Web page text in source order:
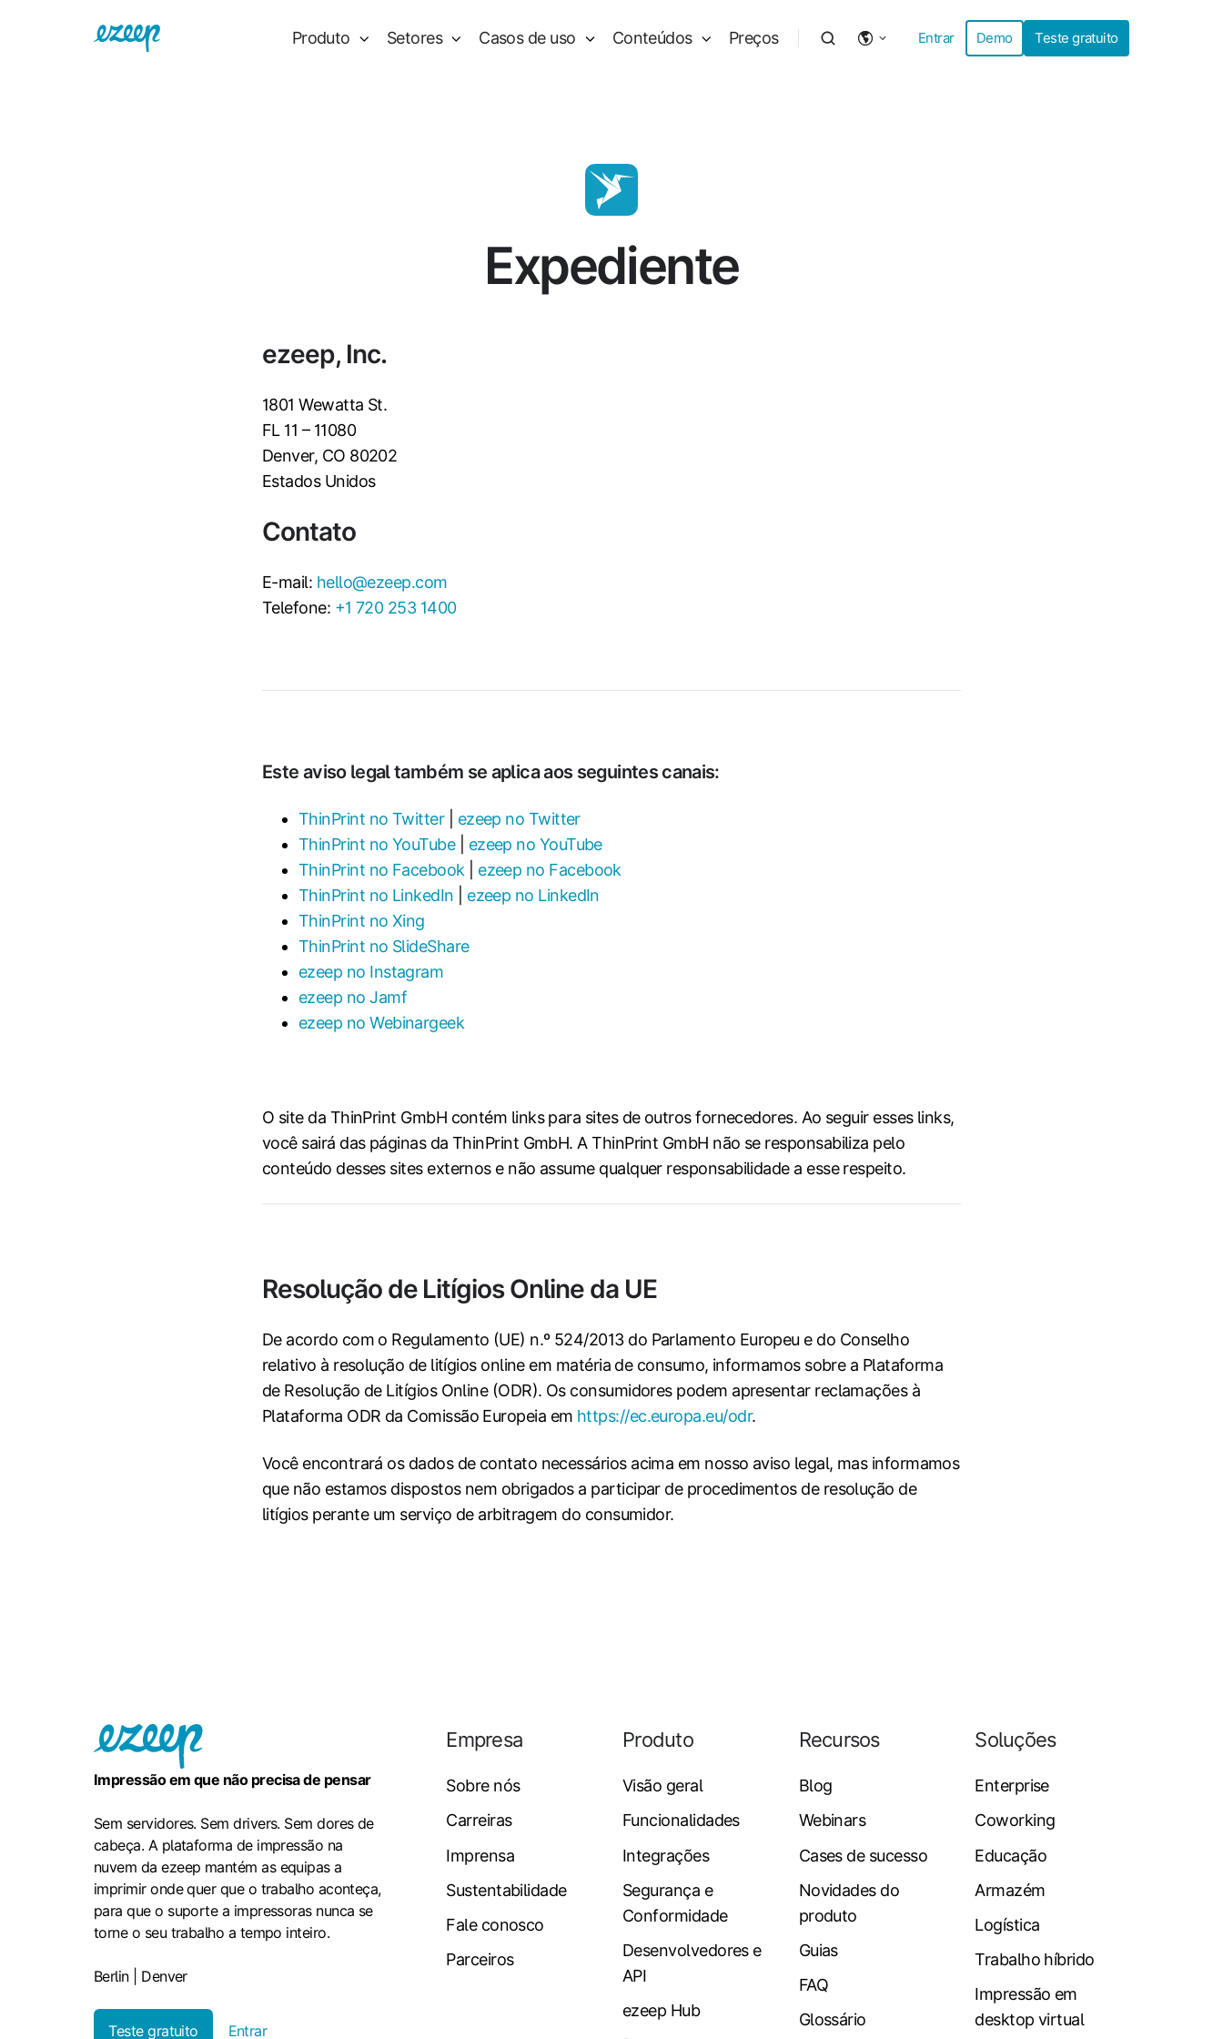
Produto Setores Casos de uso Conteúdos Preços Entrar Demo Teste gratuito
Expediente
ezeep, Inc.
1801 Wewatta St.
FL 11 – 11080
Denver, CO 80202
Estados Unidos
Contato
E-mail: hello@ezeep.com
Telefone: +1 720 253 1400
Este aviso legal também se aplica aos seguintes canais:
ThinPrint no Twitter| ezeep no Twitter
ThinPrint no YouTube| ezeep no YouTube
ThinPrint no Facebook| ezeep no Facebook
ThinPrint no LinkedIn
ezeep no LinkedIn
ThinPrint no Xing
ThinPrint no SlideShare
ezeep no Instagram
ezeep no Jamf
ezeep no Webinargeek
O site da ThinPrint GmbH contém links para sites de outros fornecedores. Ao seguir esses links,
você sairá das páginas da ThinPrint GmbH. A ThinPrint GmbH não se responsabiliza pelo
conteúdo desses sites externos e não assume qualquer responsabilidade a esse respeito.
Resolução de Litígios Online da UE
De acordo com o Regulamento (UE) n.º 524/2013 do Parlamento Europeu e do Conselho
relativo à resolução de litígios online em matéria de consumo, informamos sobre a Plataforma
de Resolução de Litígios Online (ODR). Os consumidores podem apresentar reclamações à
Plataforma ODR da Comissão Europeia em https://ec.europa.eu/odr.
Você encontrará os dados de contato necessários acima em nosso aviso legal, mas informamos
que não estamos dispostos nem obrigados a participar de procedimentos de resolução de
litígios perante um serviço de arbitragem do consumidor.
Impressão em que não precisa de pensar
Sem servidores. Sem drivers. Sem dores de
cabeça. A plataforma de impressão na
nuvem da ezeep mantém as equipas a
imprimir onde quer que o trabalho aconteça,
para que o suporte a impressoras nunca se
torne o seu trabalho a tempo inteiro.
Berlin | Denver
Teste gratuito Entrar
Empresa
Sobre nós
Carreiras
Imprensa
Sustentabilidade
Fale conosco
Parceiros
Produto
Visão geral
Funcionalidades
Integrações
Segurança e
Conformidade
Desenvolvedores e
API
ezeep Hub
Recursos
Blog
Webinars
Cases de sucesso
Novidades do
produto
Guias
FAQ
Glossário
Soluções
Enterprise
Coworking
Educação
Armazém
Logística
Trabalho híbrido
Impressão em
desktop virtual